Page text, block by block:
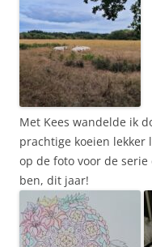
Met Kees wandelde ik
prachtige koeien lekker
op de foto voor de
ben, dit jaar!